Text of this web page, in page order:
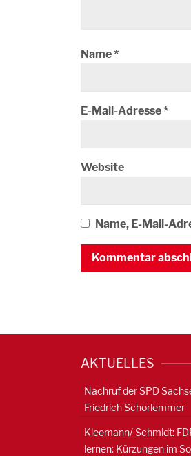
Name*
E-Mail-Adresse*
Website
Name, E-Mail-
AKTUELLES
Nachruf der SPD
Friedrich Schorlemmer
Kleemann/ Schmidt:
lernen: Kürzungen im